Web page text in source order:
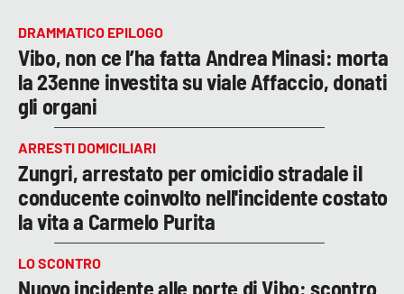
DRAMMATICO EPILOGO
Vibo, non ce l’ha fatta Andrea Minasi: morta
la 23enne investita su viale Affaccio, donati
gli organi
ARRESTI DOMICILIARI
Zungri, arrestato per omicidio stradale il
conducente coinvolto nell'incidente costato
la vita a Carmelo Purita
LO SCONTRO
Nuovo incidente alle porte di Vibo: scontro